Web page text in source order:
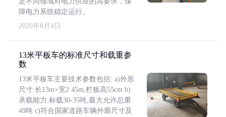
障电力系统稳定运行。
2026年8月4日
13米平板车的标准尺寸和载重参
数
13米平板车主要技术参数包括: a)外形
尺寸:长13m×宽2.45m,栏板高55cm b)
承载能力:标载30-35吨,最大允许总重
49吨 c)符合国家道路车辆外廓尺寸及